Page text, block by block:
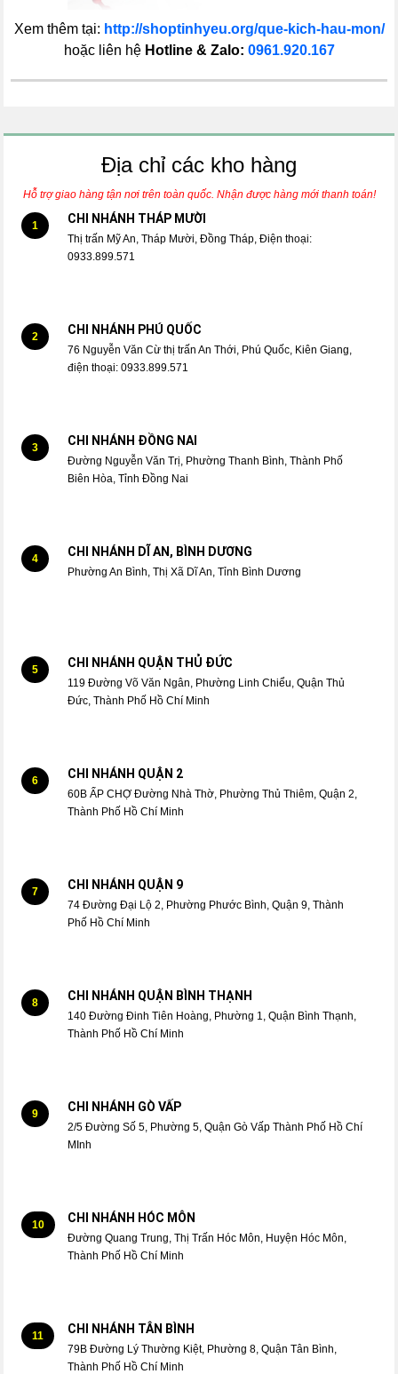
Xem thêm tại: http://shoptinhyeu.org/que-kich-hau-mon/
hoặc liên hệ Hotline & Zalo: 0961.920.167
Địa chỉ các kho hàng
Hỗ trợ giao hàng tận nơi trên toàn quốc. Nhận được hàng mới thanh toán!
1 CHI NHÁNH THÁP MƯỜI
Thị trấn Mỹ An, Tháp Mười, Đồng Tháp, Điện thoại:
0933.899.571
2 CHI NHÁNH PHÚ QUỐC
76 Nguyễn Văn Cừ thị trấn An Thới, Phú Quốc, Kiên Giang,
điện thoại: 0933.899.571
3 CHI NHÁNH ĐỒNG NAI
Đường Nguyễn Văn Trị, Phường Thanh Bình, Thành Phố
Biên Hòa, Tỉnh Đồng Nai
4 CHI NHÁNH DĨ AN, BÌNH DƯƠNG
Phường An Bình, Thị Xã Dĩ An, Tỉnh Bình Dương
5 CHI NHÁNH QUẬN THỦ ĐỨC
119 Đường Võ Văn Ngân, Phường Linh Chiểu, Quận Thủ
Đức, Thành Phố Hồ Chí Minh
6 CHI NHÁNH QUẬN 2
60B ẤP CHỢ Đường Nhà Thờ, Phường Thủ Thiêm, Quận 2,
Thành Phố Hồ Chí Minh
7 CHI NHÁNH QUẬN 9
74 Đường Đại Lộ 2, Phường Phước Bình, Quận 9, Thành
Phố Hồ Chí Minh
8 CHI NHÁNH QUẬN BÌNH THẠNH
140 Đường Đinh Tiên Hoàng, Phường 1, Quận Bình Thạnh,
Thành Phố Hồ Chí Minh
9 CHI NHÁNH GÒ VẤP
2/5 Đường Số 5, Phường 5, Quận Gò Vấp Thành Phố Hồ Chí
MInh
10 CHI NHÁNH HÓC MÔN
Đường Quang Trung, Thị Trấn Hóc Môn, Huyện Hóc Môn,
Thành Phố Hồ Chí Minh
11 CHI NHÁNH TÂN BÌNH
79B Đường Lý Thường Kiệt, Phường 8, Quận Tân Bình,
Thành Phố Hồ Chí Minh